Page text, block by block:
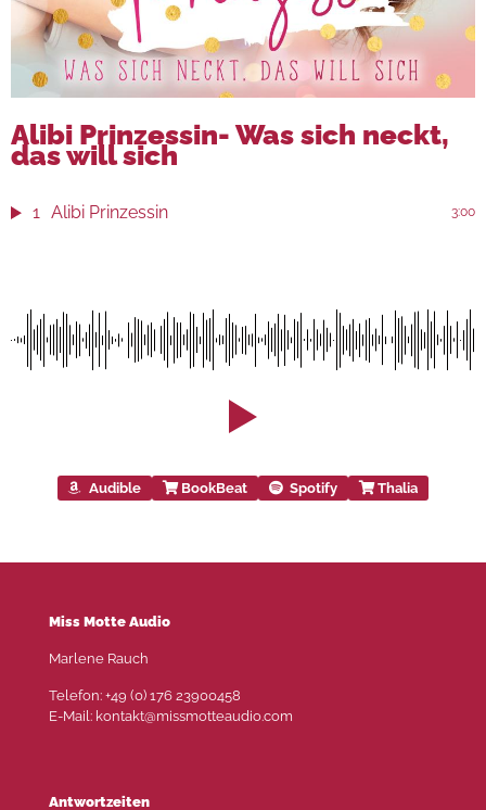
Alibi Prinzessin- Was sich neckt,
das will sich
1 Alibi Prinzessin 3:00
Audible BookBeat Spotify Thalia
Miss Motte Audio
Marlene Rauch
Telefon: +49 (0) 176 23900458
E-Mail: kontakt@missmotteaudio.com
Antwortzeiten